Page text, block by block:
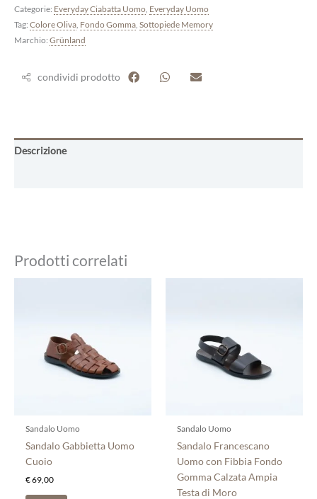
Categorie: Everyday Ciabatta Uomo Everyday Uomo
Tag: Colore Oliva Fondo Gomma Sottopiede Memory
Marchio: Grünland
condividi prodotto
Descrizione
Prodotti correlati
Sandalo Uomo
Sandalo Gabbietta Uomo
Cuoio
€69,00
più
varianti.
Le
opzioni
scelte
nella
Sandalo Uomo
Sandalo Francescano
Uomo con Fibbia Fondo
Gomma Calzata Ampia
Testa di Moro
varianti.
Le
opzioni
scelte
nella
pagina
del
prodotto